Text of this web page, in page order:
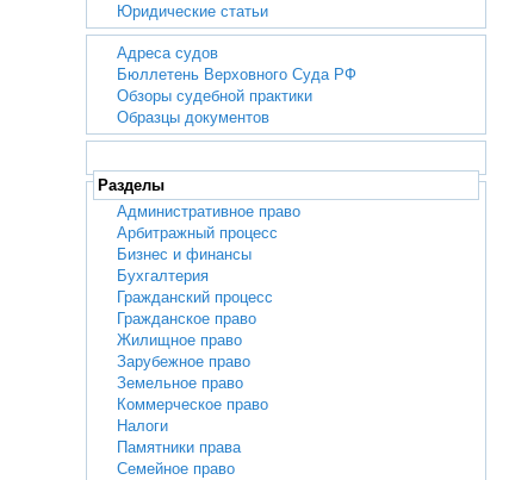
Юридические статьи
Адреса судов
Бюллетень Верховного Суда РФ
Обзоры судебной практики
Образцы документов
Разделы
Административное право
Арбитражный процесс
Бизнес и финансы
Бухгалтерия
Гражданский процесс
Гражданское право
Жилищное право
Зарубежное право
Земельное право
Коммерческое право
Налоги
Памятники права
Семейное право